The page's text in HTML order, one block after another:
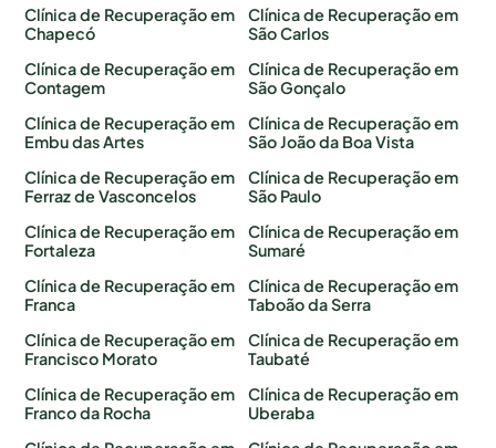
Clínica de Recuperação em
Chapecó
Clínica de Recuperação em
Contagem
Clínica de Recuperação em
Embu das Artes
Clínica de Recuperação em
Ferraz de Vasconcelos
Clínica de Recuperação em
Fortaleza
Clínica de Recuperação em
Franca
Clínica de Recuperação em
Francisco Morato
Clínica de Recuperação em
Franco da Rocha
Clínica de Recuperação em
São Carlos
Clínica de Recuperação em
São Gonçalo
Clínica de Recuperação em
São João da Boa Vista
Clínica de Recuperação em
São Paulo
Clínica de Recuperação em
Sumaré
Clínica de Recuperação em
Taboão da Serra
Clínica de Recuperação em
Taubaté
Clínica de Recuperação em
Uberaba